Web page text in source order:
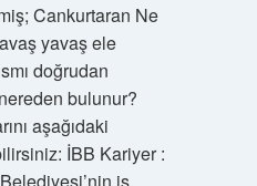
Cankurtaran Ne
yavaş ele
doğrudan
bulunur?
aşağıdaki
İBB Kariyer :
iş